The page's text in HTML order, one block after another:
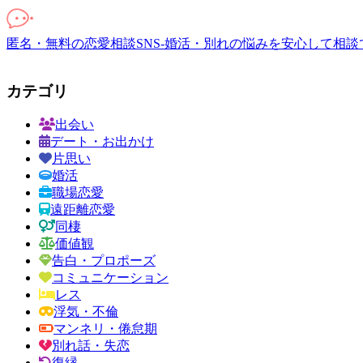
匿名・無料の恋愛相談SNS-婚活・別れの悩みを安心して相
カテゴリ
出会い
デート・お出かけ
片思い
婚活
職場恋愛
遠距離恋愛
同棲
価値観
告白・プロポーズ
コミュニケーション
レス
浮気・不倫
マンネリ・倦怠期
別れ話・失恋